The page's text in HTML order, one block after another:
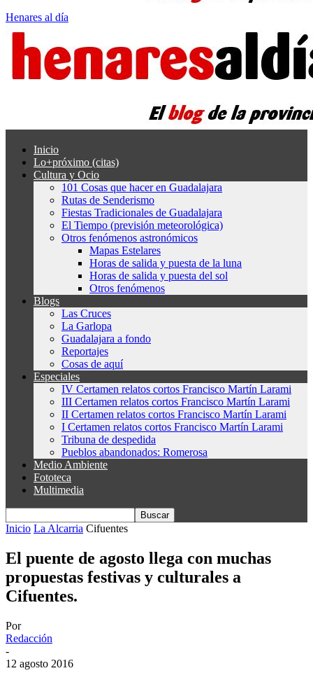
Henares al día
Inicio
Lo+próximo (citas)
Cultura y Ocio
101 Cosas que hacer en Guadalajara
Rutas de Senderismo
Fiestas Tradicionales de Guadalajara
El Tiempo (previsión meteorológica)
Otros fenómenos astronómicos
Mapas Estelares
Horas de salida y puesta de la luna
Horas de salida y puesta del sol
Otros fenómenos
Blogs
Las Cruces
La Garlopa
Guadalajara a fondo
Reportajes
Cosas de aquí
Especiales
IV Certamen relatos cortos Francisco Martín Larami
III Certamen relatos cortos Francisco Martín Larami
II Certamen relatos cortos Francisco Martín Larami
I Certamen relatos cortos Francisco Martín Larami
Tribuna de despedida
Pueblos abandonados: Romerosa
Medio Ambiente
Fototeca
Multimedia
Inicio La Alcarria Cifuentes
El puente de agosto llega con muchas
propuestas festivas y culturales a
Cifuentes.
Por
Redacción
-
12 agosto 2016